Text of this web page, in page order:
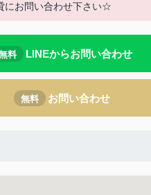
にお問い合わせ下さい☆
料 LINEからお問い合わせ
無料 お問い合わせ